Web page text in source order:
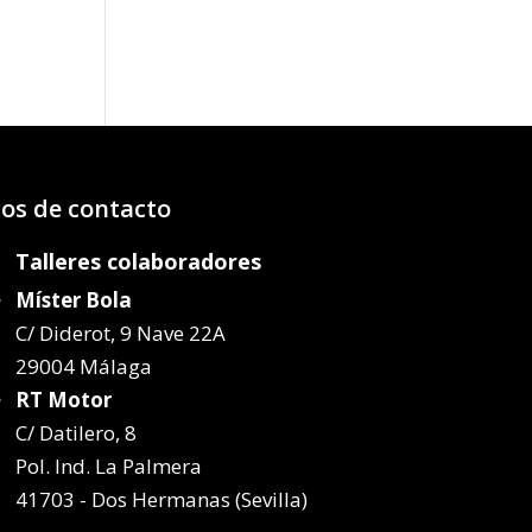
de contacto
Talleres colaboradores
Míster Bola
C/ Diderot, 9 Nave 22A
29004 Málaga
RT Motor
C/ Datilero, 8
Pol. Ind. La Palmera
41703 - Dos Hermanas (Sevilla)